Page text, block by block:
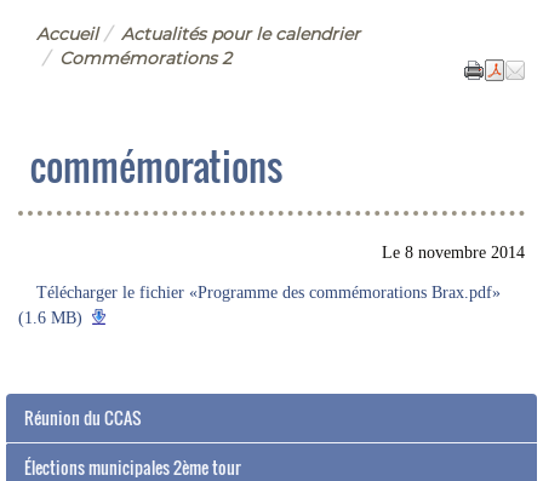
Accueil
Actualités pour le calendrier
Commémorations 2
commémorations
Le 8 novembre 2014
Télécharger le fichier «Programme des commémorations Brax.pdf»
(1.6 MB)
Réunion du CCAS
Élections municipales 2ème tour